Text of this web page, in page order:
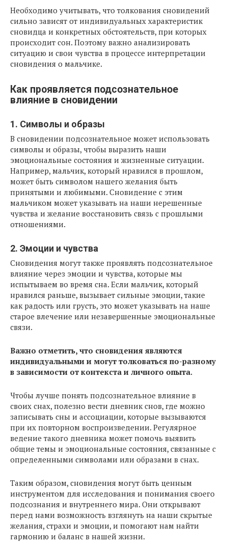
Необходимо учитывать, что толкования сновидений
сильно зависят от индивидуальных характеристик
сновидца и конкретных обстоятельств, при которых
происходит сон. Поэтому важно анализировать
ситуацию и свои чувства в процессе интерпретации
сновидения о мальчике.
Как проявляется подсознательное
влияние в сновидении
1. Символы и образы
В сновидении подсознательное может использовать
символы и образы, чтобы выразить наши
эмоциональные состояния и жизненные ситуации.
Например, мальчик, который нравился в прошлом,
может быть символом нашего желания быть
принятыми и любимыми. Сновидение с этим
мальчиком может указывать на наши нерешенные
чувства и желание восстановить связь с прошлыми
отношениями.
2. Эмоции и чувства
Сновидения могут также проявлять подсознательное
влияние через эмоции и чувства, которые мы
испытываем во время сна. Если мальчик, который
нравился раньше, вызывает сильные эмоции, такие
как радость или грусть, это может указывать на наше
старое влечение или незавершенные эмоциональные
связи.
Важно отметить, что сновидения являются
индивидуальными и могут толковаться по-разному
в зависимости от контекста и личного опыта.
Чтобы лучше понять подсознательное влияние в
своих снах, полезно вести дневник снов, где можно
записывать сны и ассоциации, которые вызываются
при их повторном воспроизведении. Регулярное
ведение такого дневника может помочь выявить
общие темы и эмоциональные состояния, связанные с
определенными символами или образами в снах.
Таким образом, сновидения могут быть ценным
инструментом для исследования и понимания своего
подсознания и внутреннего мира. Они открывают
перед нами возможность взглянуть на наши скрытые
желания, страхи и эмоции, и помогают нам найти
гармонию и баланс в нашей жизни.